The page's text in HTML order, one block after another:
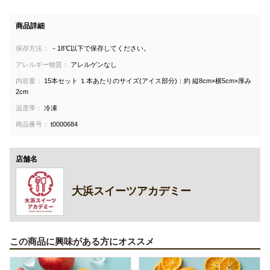
商品詳細
保存方法： －18℃以下で保存してください。
アレルギー物質： アレルゲンなし
内容量：
15本セット １本あたりのサイズ(アイス部分)：約 縦8cm×横5cm×厚み
2cm
温度帯： 冷凍
商品番号： t0000684
店舗名
大浜スイーツアカデミー
この商品に興味がある方にオススメ